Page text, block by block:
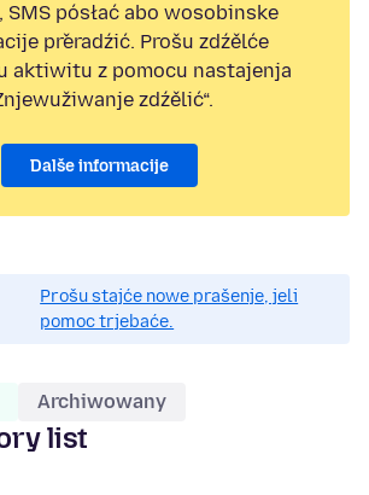
SMS pósłać abo wosobinske
přeradźić. Prošu zdźělće
aktiwitu z pomocu nastajenja
zdźělić“.
Dalše informacije
Prošu stajće nowe prašenje, jeli
pomoc trjebaće.
Archiwowany
list